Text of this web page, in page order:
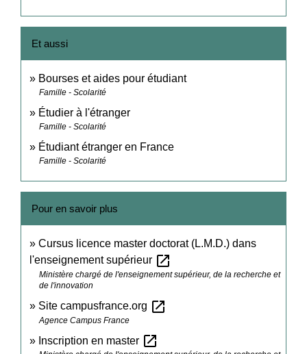
Et aussi
Bourses et aides pour étudiant
Famille - Scolarité
Étudier à l'étranger
Famille - Scolarité
Étudiant étranger en France
Famille - Scolarité
Pour en savoir plus
Cursus licence master doctorat (L.M.D.) dans
l'enseignement supérieur open_in_new
Ministère chargé de l'enseignement supérieur, de la recherche et
de l'innovation
Site campusfrance.org open_in_new
Agence Campus France
Inscription en master open_in_new